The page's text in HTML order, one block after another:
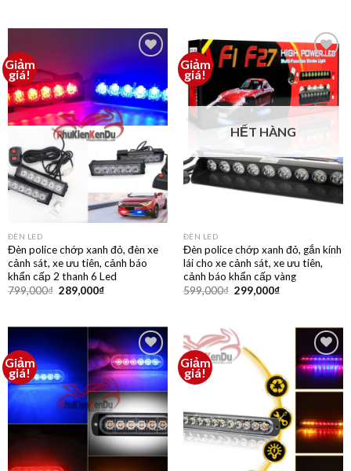
Giảm
giá!
Thêm
yêu
thích
ĐÈN LED
Đèn police chớp xanh đỏ, đèn xe
cảnh sát, xe ưu tiên, cảnh báo
khẩn cấp 2 thanh 6 Led
799,000₫ 289,000₫
Giảm
giá!
Thêm
vào
yêu
thích
HẾT HÀNG
ĐÈN LED
Đèn police chớp xanh đỏ, gắn kính
lái cho xe cảnh sát, xe ưu tiên,
cảnh báo khẩn cấp vàng
599,000₫ 299,000₫
Giảm
giá!
Thêm
vào
yêu
thích
Giảm
giá!
Thêm
vào
yêu